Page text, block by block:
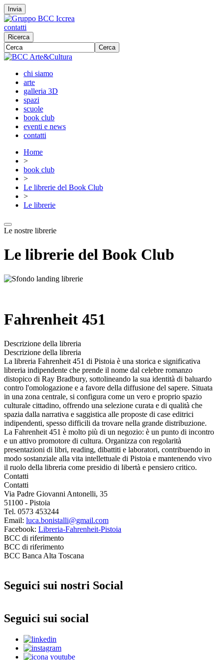
Invia
contatti
Ricerca
Cerca
chi siamo
arte
galleria 3D
spazi
scuole
book club
eventi e news
contatti
Home
>
book club
>
Le librerie del Book Club
>
Le librerie
Le nostre librerie
Le librerie del Book Club
Fahrenheit 451
Descrizione della libreria
Descrizione della libreria
La libreria Fahrenheit 451 di Pistoia è una storica e significativa
libreria indipendente che prende il nome dal celebre romanzo
distopico di Ray Bradbury, sottolineando la sua identità di baluardo
contro l'omologazione e a favore della diffusione del sapere. Situata
in una zona centrale, si configura come un vero e proprio spazio
culturale cittadino, offrendo una selezione curata e di qualità che
spazia dalla narrativa e saggistica alle proposte di case editrici
indipendenti, spesso difficili da trovare nella grande distribuzione.
La Fahrenheit 451 è molto più di un negozio: è un punto di incontro
e un attivo promotore di cultura. Organizza con regolarità
presentazioni di libri, reading, dibattiti e laboratori, contribuendo in
modo sostanziale alla vita intellettuale di Pistoia e mantenendo vivo
il ruolo della libreria come presidio di libertà e pensiero critico.
Contatti
Contatti
Via Padre Giovanni Antonelli, 35
51100 - Pistoia
Tel. 0573 453244
Email: luca.bonistalli@gmail.com
Facebook: Libreria-Fahrenheit-Pistoia
BCC di riferimento
BCC di riferimento
BCC Banca Alta Toscana
Seguici sui nostri Social
Seguici sui social